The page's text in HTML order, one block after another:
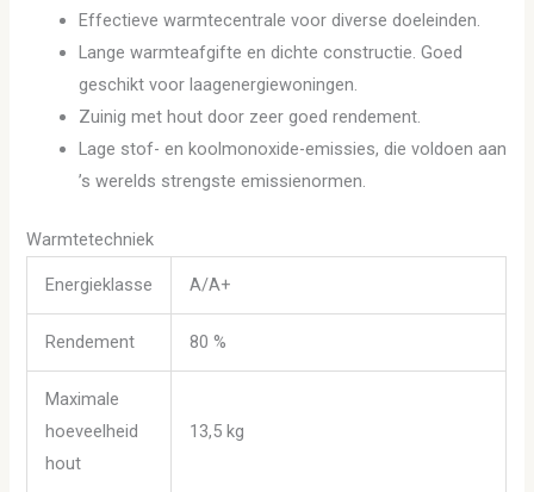
Effectieve warmtecentrale voor diverse doeleinden.
Lange warmteafgifte en dichte constructie. Goed
geschikt voor laagenergiewoningen.
Zuinig met hout door zeer goed rendement.
Lage stof- en koolmonoxide-emissies, die voldoen aan
’s werelds strengste emissienormen.
Warmtetechniek
Energieklasse A/A+
Rendement 80 %
Maximale
hoeveelheid
hout
13,5 kg